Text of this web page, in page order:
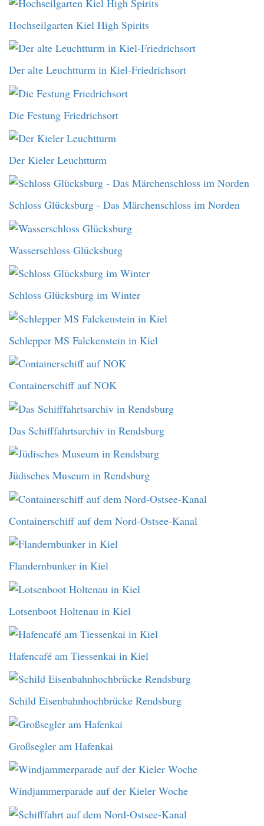
Hochseilgarten Kiel High Spirits
Der alte Leuchtturm in Kiel-Friedrichsort
Die Festung Friedrichsort
Der Kieler Leuchtturm
Schloss Glücksburg - Das Märchenschloss im Norden
Wasserschloss Glücksburg
Schloss Glücksburg im Winter
Schlepper MS Falckenstein in Kiel
Containerschiff auf NOK
Das Schifffahrtsarchiv in Rendsburg
Jüdisches Museum in Rendsburg
Containerschiff auf dem Nord-Ostsee-Kanal
Flandernbunker in Kiel
Lotsenboot Holtenau in Kiel
Hafencafé am Tiessenkai in Kiel
Schild Eisenbahnhochbrücke Rendsburg
Großsegler am Hafenkai
Windjammerparade auf der Kieler Woche